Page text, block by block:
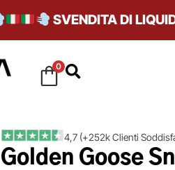
SVENDITA DI
0
4,7 (+252k Clienti
Golden Goose